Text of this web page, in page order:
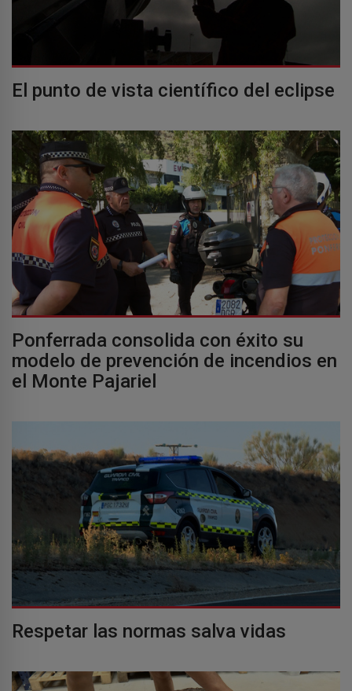
El punto de vista científico del eclipse
Ponferrada consolida con éxito su
modelo de prevención de incendios en
el Monte Pajariel
Respetar las normas salva vidas